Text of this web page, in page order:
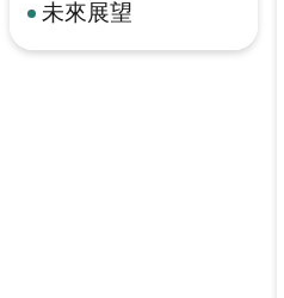
未來展望